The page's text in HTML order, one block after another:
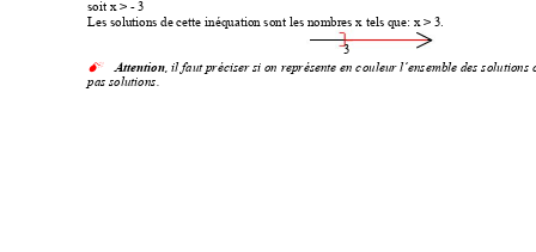
soit x > - 3
Les solutions de cette inéquation sont les nombres x tels que: x > 3.
3
 Attention, il faut préciser si on représente en couleur l’ensemble des solutions
pas solutions.